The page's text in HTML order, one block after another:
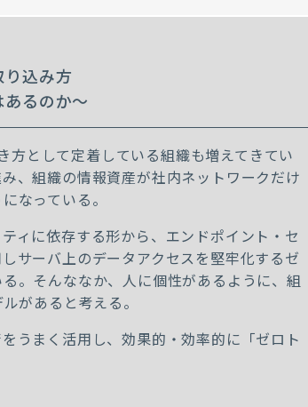
込み方
るのか～
方として定着している組織も増えてきてい
、組織の情報資産が社内ネットワークだけ
なっている。
ィに依存する形から、エンドポイント・セ
サーバ上のデータアクセスを堅牢化するゼ
。そんななか、人に個性があるように、組
があると考える。
うまく活用し、効果的・効率的に「ゼロト